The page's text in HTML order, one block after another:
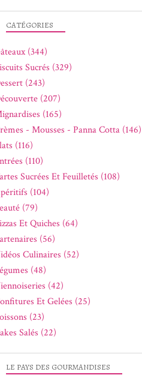
LE PAYS DES GOURMANDISES
CATÉGORIES
(344)
Sucrés (329)
(243)
(207)
(165)
- Mousses - Panna Cotta (146)
(116)
(110)
Sucrées Et Feuilletés (108)
(104)
(79)
Et Quiches (64)
(56)
Culinaires (52)
(48)
(42)
Et Gelées (25)
(23)
Salés (22)